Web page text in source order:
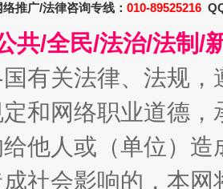
推广/法律咨询专线： 010-89525216
共/全民/法治/法制/
有关法律、法规
和网络职业道德
他人或（单位）
社会影响的，本